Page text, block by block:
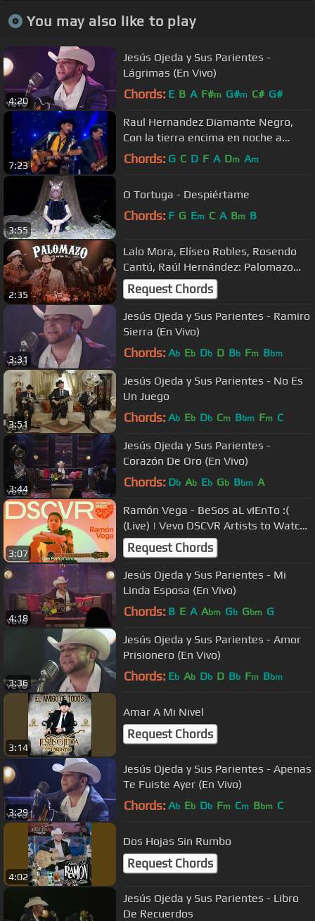
You may also like to play
4:20
Jesús Ojeda y Sus Parientes -
Lágrimas (En Vivo)
Chords: E B A F#m G#m C# G#
7:23
Raul Hernandez Diamante Negro,
Con la tierra encima en noche a
noche contigo
Chords: G C D F A Dm Am
3:55
O Tortuga - Despiértame
Chords: F G Em C A Bm B
2:35
Lalo Mora, Elíseo Robles, Rosendo
Cantú, Raúl Hernández: Palomazo
Norteño (Album Completo)
Request Chords
3:31
Jesús Ojeda y Sus Parientes - Ramiro
Sierra (En Vivo)
Chords: Ab Eb Db D Bb Fm Bbm
3:51
Jesús Ojeda y Sus Parientes - No Es
Un Juego
Chords: Ab Eb Db Cm Bbm Fm C
3:44
Jesús Ojeda y Sus Parientes -
Corazón De Oro (En Vivo)
Chords: Db Ab Eb Gb Bbm A
3:07
Ramón Vega - BeSos aL vIEnTo :(
(Live) | Vevo DSCVR Artists to Watch
2023
Request Chords
4:18
Jesús Ojeda y Sus Parientes - Mi
Linda Esposa (En Vivo)
Chords: B E A Abm Gb Gbm G
3:36
Jesús Ojeda y Sus Parientes - Amor
Prisionero (En Vivo)
Chords: Eb Ab Db D Bb Fm Bbm
3:14
Amar A Mi Nivel
Request Chords
3:29
Jesús Ojeda y Sus Parientes - Apenas
Te Fuiste Ayer (En Vivo)
Chords: Ab Eb Db Fm Cm Bbm C
4:02
Dos Hojas Sin Rumbo
Request Chords
Jesús Ojeda y Sus Parientes - Libro
De Recuerdos